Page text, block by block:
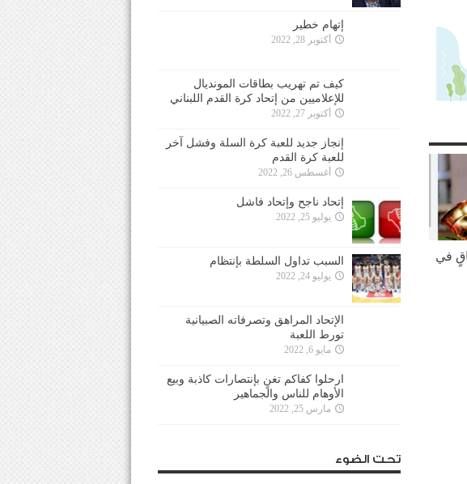
في
إتهام خطير
أكتوبر 28, 2022
كيف تم تهريب بطاقات المونديال
للإعلاميين من إتحاد كرة القدم اللبناني
أكتوبر 27, 2022
إنجاز جديد للعبة كرة السلة وفشل آخر
للعبة كرة القدم
أغسطس 26, 2022
إتحاد ناجح وإتحاد فاشل
يوليو 25, 2022
السبب تداول السلطة بإنتظام
يوليو 24, 2022
الإتحاد المراهق وتصرفاته الصبيانية
تورط اللعبة
مايو 6, 2022
ارحلوا كفاكم تغنٍ بإنتصارات كاذبة وبيع
الأوهام للناس والجماهير
مارس 25, 2022
تحت الضوء